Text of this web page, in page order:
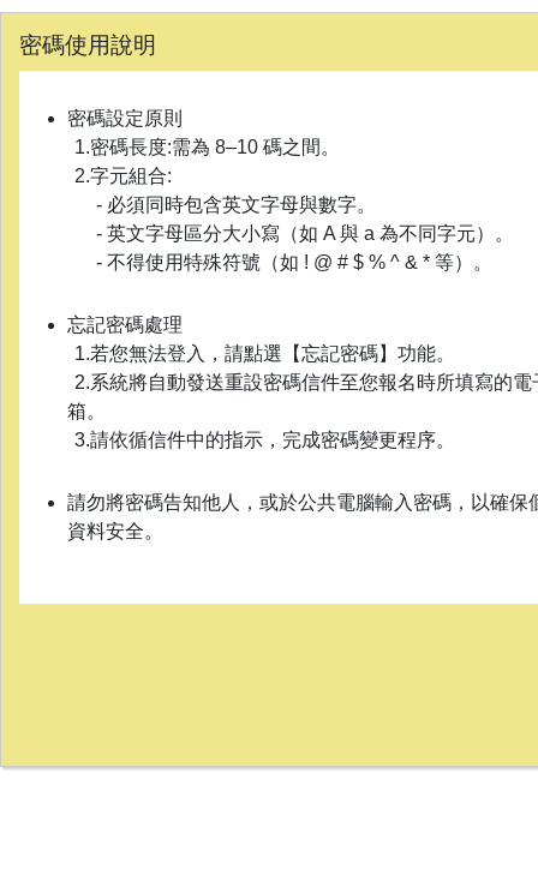
密碼使用說明
密碼設定原則
1.密碼長度:需為 8–10 碼之間。
2.字元組合:
- 必須同時包含英文字母與數字。
- 英文字母區分大小寫（如 A 與 a 為不同字元）。
- 不得使用特殊符號（如 ! @ # $ % ^ & * 等）。
忘記密碼處理
1.若您無法登入，請點選【忘記密碼】功能。
2.系統將自動發送重設密碼信件至您報名時所填寫的電
箱。
3.請依循信件中的指示，完成密碼變更程序。
請勿將密碼告知他人，或於公共電腦輸入密碼，以確保
資料安全。